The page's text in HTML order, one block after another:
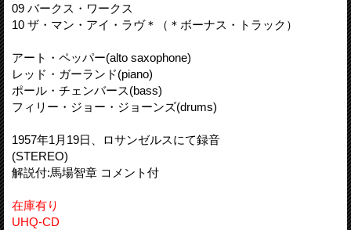
09 バークス・ワークス
10 ザ・マン・アイ・ラヴ＊（＊ボーナス・トラック）
アート・ペッパー(alto saxophone)
レッド・ガーランド(piano)
ポール・チェンバース(bass)
フィリー・ジョー・ジョーンズ(drums)
1957年1月19日、ロサンゼルスにて録音
(STEREO)
解説付:馬場智章 コメント付
在庫有り
UHQ-CD